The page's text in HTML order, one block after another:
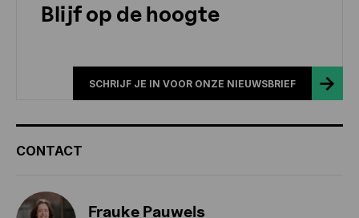
Blijf op de hoogte
SCHRIJF JE IN VOOR ONZE NIEUWSBRIEF
CONTACT
Frauke Pauwels